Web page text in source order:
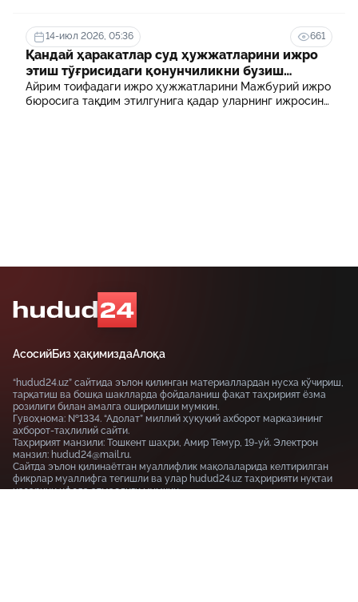
муассасасида ўқиш учун тўланадиган контракт
маблағининг бир қисмини қоплаб бериш тартибидир
14-июл 2026, 05:36 661
Қандай ҳаракатлар суд ҳужжатларини ижро
этиш тўғрисидаги қонунчиликни бузиш
ҳисобланади? 5 муҳим факт
Айрим тоифадаги ижро ҳужжатларини Мажбурий ижро
бюросига тақдим этилгунига қадар уларнинг ижросини
АсосийБиз ҳақимиздаАлоқа
“hudud24.uz” сайтида эълон қилинган материаллардан нусха кўчириш,
тарқатиш ва бошқа шаклларда фойдаланиш фақат таҳририят ёзма
розилиги билан амалга оширилиши мумкин.
Гувоҳнома: №1334. “Адолат” миллий ҳуқуқий ахборот марказининг
ахборот-таҳлилий сайти.
Таҳририят манзили: Тошкент шаҳри, Амир Темур, 19-уй. Электрон
манзил: hudud24@mail.ru.
Сайтда эълон қилинаётган муаллифлик мақолаларида келтирилган
фикрлар муаллифга тегишли ва улар hudud24.uz таҳририяти нуқтаи
назарини ифода этмаслиги мумкин.